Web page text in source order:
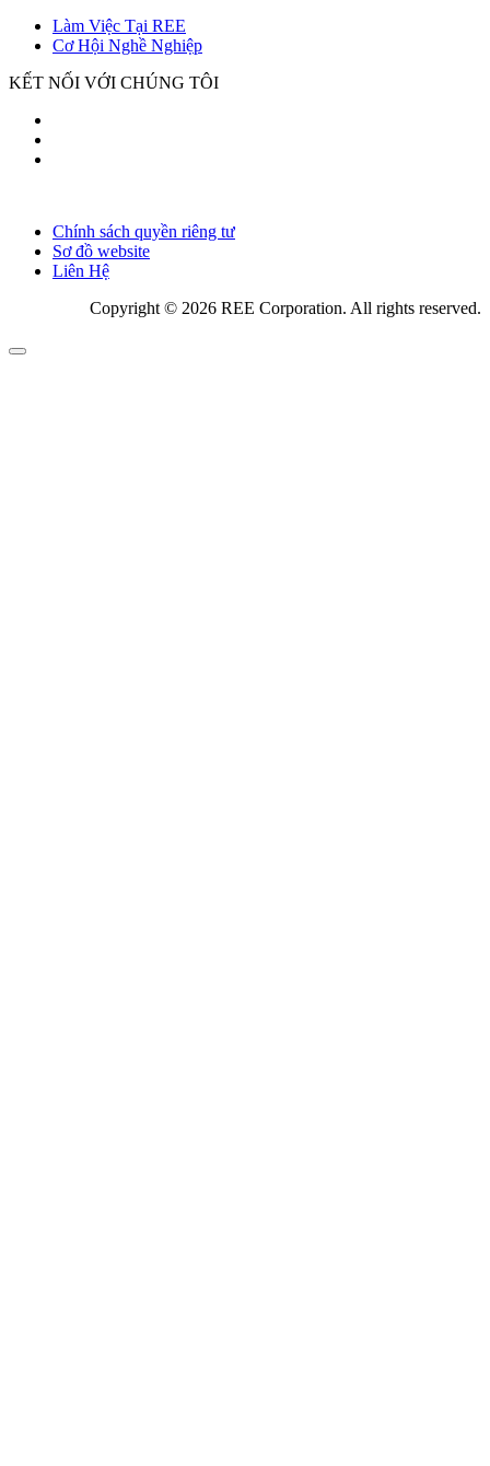
Làm Việc Tại REE
Cơ Hội Nghề Nghiệp
KẾT NỐI VỚI CHÚNG TÔI
Chính sách quyền riêng tư
Sơ đồ website
Liên Hệ
Copyright © 2026 REE Corporation. All rights reserved.